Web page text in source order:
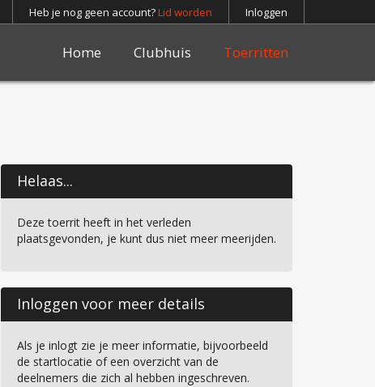
Heb je nog geen account?Lid worden Inloggen
Home Clubhuis Toerritten
Helaas...
Deze toerrit heeft in het verleden
plaatsgevonden, je kunt dus niet meer meerijden.
Inloggen voor meer details
Als je inlogt zie je meer informatie, bijvoorbeeld
de startlocatie of een overzicht van de
deelnemers die zich al hebben ingeschreven.